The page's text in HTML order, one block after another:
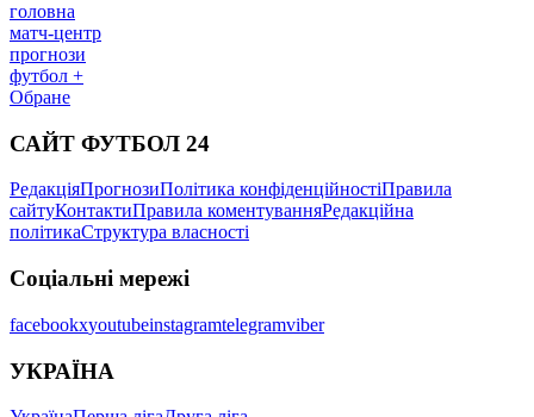
головна
матч-центр
прогнози
футбол +
Обране
САЙТ ФУТБОЛ 24
РедакціяПрогнозиПолітика конфіденційностіПравила
сайтуКонтактиПравила коментуванняРедакційна
політикаСтруктура власності
Соціальні мережі
facebookxyoutubeinstagramtelegramviber
УКРАЇНА